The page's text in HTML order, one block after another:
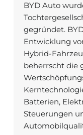
BYD Auto
gegründet.
Entwicklung
Hybrid-
beherrscht die
Batterien,
Steuerungen